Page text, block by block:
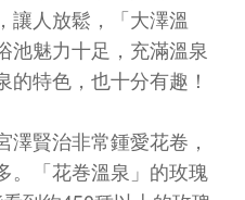
讓人放鬆，「大澤溫
池魅力十足，充滿溫泉
特色，也十分有趣！
賢治非常鍾愛花卷，
。「花巻溫泉」的玫瑰